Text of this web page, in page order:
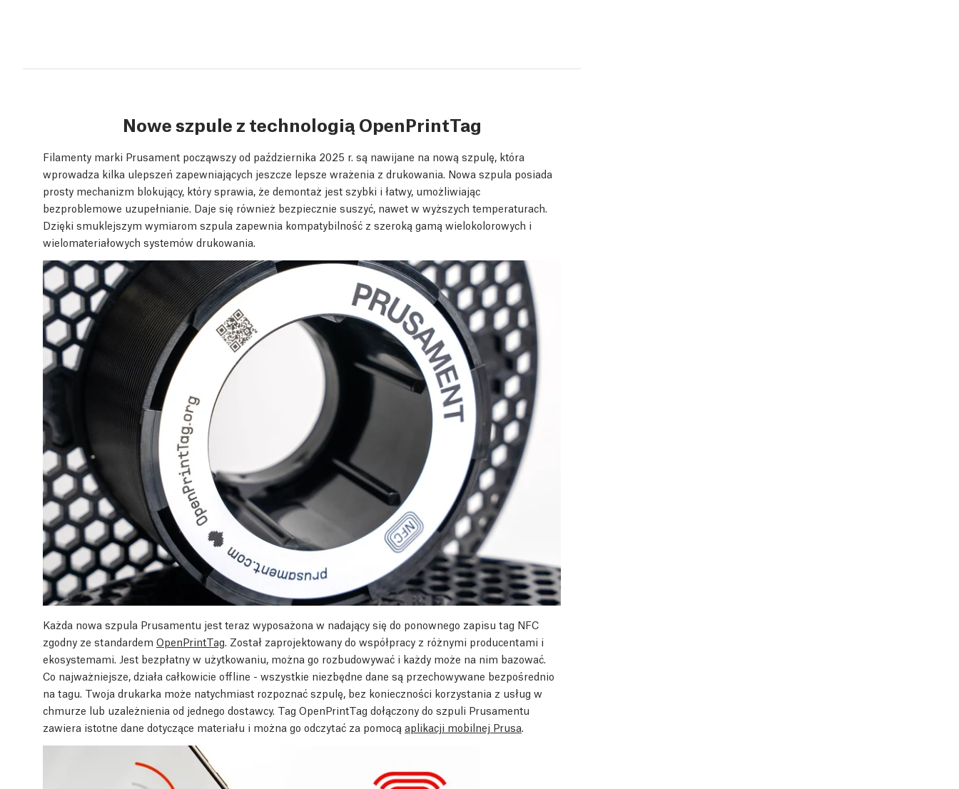
Nowe szpule z technologią OpenPrintTag
Filamenty marki Prusament począwszy od października 2025 r. są nawijane na nową szpulę, która
wprowadza kilka ulepszeń zapewniających jeszcze lepsze wrażenia z drukowania. Nowa szpula posiada
prosty mechanizm blokujący, który sprawia, że demontaż jest szybki i łatwy, umożliwiając
bezproblemowe uzupełnianie. Daje się również bezpiecznie suszyć, nawet w wyższych temperaturach.
Dzięki smuklejszym wymiarom szpula zapewnia kompatybilność z szeroką gamą wielokolorowych i
wielomateriałowych systemów drukowania.
Każda nowa szpula Prusamentu jest teraz wyposażona w nadający się do ponownego zapisu tag NFC
zgodny ze standardem OpenPrintTag. Został zaprojektowany do współpracy z różnymi producentami i
ekosystemami. Jest bezpłatny w użytkowaniu, można go rozbudowywać i każdy może na nim bazować.
Co najważniejsze, działa całkowicie offline - wszystkie niezbędne dane są przechowywane bezpośrednio
na tagu. Twoja drukarka może natychmiast rozpoznać szpulę, bez konieczności korzystania z usług w
chmurze lub uzależnienia od jednego dostawcy. Tag OpenPrintTag dołączony do szpuli Prusamentu
zawiera istotne dane dotyczące materiału i można go odczytać za pomocą aplikacji mobilnej Prusa.